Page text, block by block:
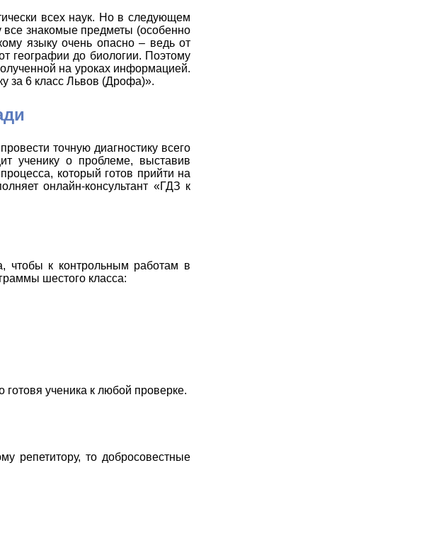
всех наук. Но в следующем
все знакомые предметы (особенно
языку очень опасно – ведь от
географии до биологии. Поэтому
на уроках информацией.
за 6 класс Львов (Дрофа)».
точную диагностику всего
ученику о проблеме, выставив
который готов прийти на
онлайн-консультант «ГДЗ к
чтобы к контрольным работам в
шестого класса:
ученика к любой проверке.
репетитору, то добросовестные